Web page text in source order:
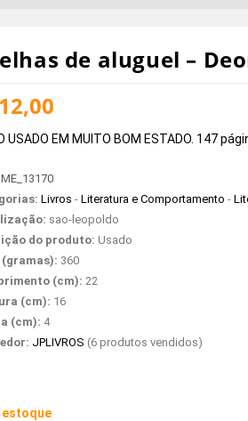
de aluguel –
12,00
USADO EM MUITO BOM ESTADO. 147
ME_13170
Livros - Literatura e Comportamento -
sao-leopoldo
do produto: Usado
(gramas): 360
(cm): 22
(cm): 16
(cm): 4
JPLIVROS (6 produtos vendidos)
estoque